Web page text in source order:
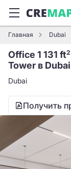
Главная Dubai
Office 1 131 ft2
Tower в Dubai
Dubai
Получить